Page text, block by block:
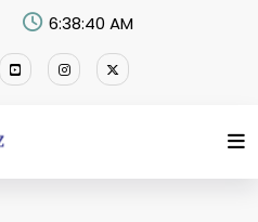
6:38:41 AM